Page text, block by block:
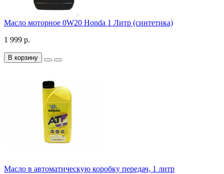
Масло моторное 0W20 Honda 1 Литр (синтетика)
1 999 р.
В корзину
Масло в автоматическую коробку передач, 1 литр